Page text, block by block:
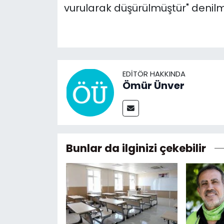
vurularak düşürülmüştür"
EDITÖR HAKKINDA
Ömür Ünver
Bunlar da ilginizi çekebilir